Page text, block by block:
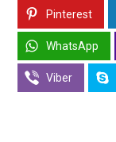
Pinterest
WhatsApp
Viber